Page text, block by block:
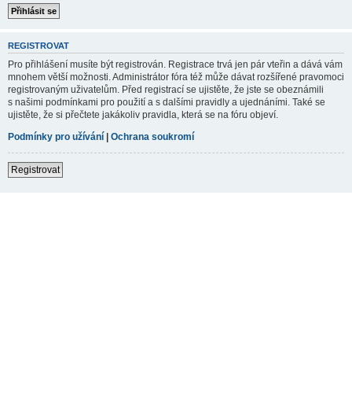
REGISTROVAT
Pro přihlášení musíte být registrován. Registrace trvá jen pár vteřin a dává vám
mnohem větší možnosti. Administrátor fóra též může dávat rozšířené pravomoci
registrovaným uživatelům. Před registrací se ujistěte, že jste se obeznámili
s našimi podmínkami pro použití a s dalšími pravidly a ujednáními. Také se
ujistěte, že si přečtete jakákoliv pravidla, která se na fóru objeví.
Podmínky pro užívání | Ochrana soukromí
Registrovat